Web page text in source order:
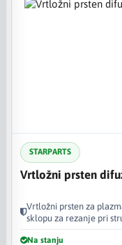
STARPARTS
Vrtložni prsten
Vrtložni prsten za
sklopu za rezanje pri
Na stanju